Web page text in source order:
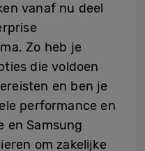
vanaf nu deel
Zo heb je
die voldoen
en ben je
performance en
en Samsung
om zakelijke